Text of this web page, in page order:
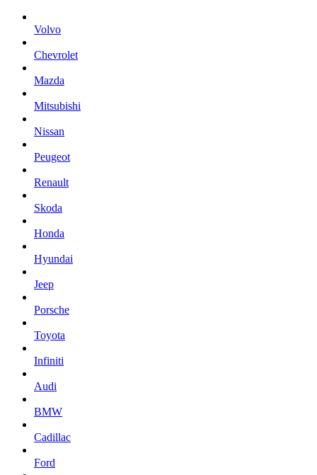
Volvo
Chevrolet
Mazda
Mitsubishi
Nissan
Peugeot
Renault
Skoda
Honda
Hyundai
Jeep
Porsche
Toyota
Infiniti
Audi
BMW
Cadillac
Ford